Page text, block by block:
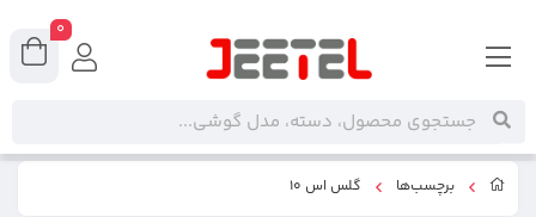
برچسب‌ها گلس اس 10
0